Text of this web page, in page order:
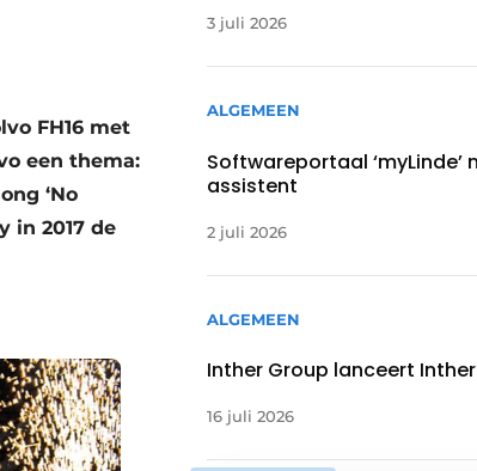
FH16 met
een thema:
‘No
in 2017 de
3 juli 2026
ALGEMEEN
Softwareportaal ‘myLinde’
assistent
2 juli 2026
ALGEMEEN
Inther Group lanceert
16 juli 2026